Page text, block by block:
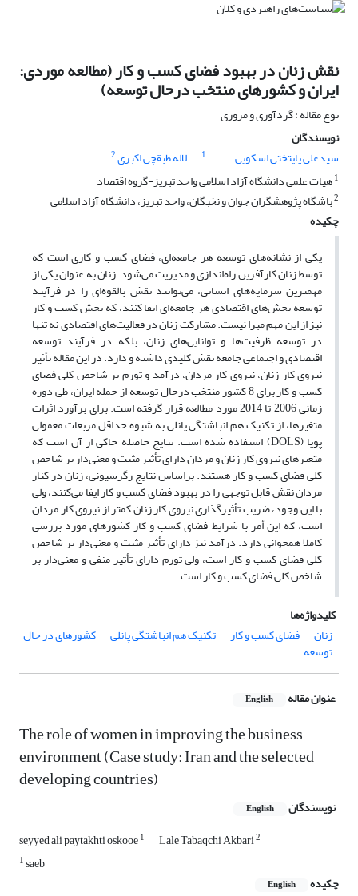
نقش زنان در بهبود فضای کسب و کار (مطالعه موردی:
ایران و کشورهای منتخب درحال توسعه)
نوع مقاله : گردآوری و مروری
نویسندگان
سیدعلی پایتختی اسکویی
1 لاله طبقچی اکبری2
1هیات علمی دانشگاه آزاد اسلامی واحد تبریز-گروه اقتصاد
2باشگاه پژوهشگران جوان و نخبگان، واحد تبریز، دانشگاه آزاد اسلامی
چکیده
یکی از نشانه‌های توسعه هر جامعه‌ای، فضای کسب و کاری است که
توسط زنان کارآفرین راه‌اندازی و مدیریت می‌شود. زنان به عنوان یکی از
مهمترین سرمایه‌های انسانی، می‌توانند نقش بالقوه‌ای را در فرآیند
توسعه بخش‌های اقتصادی هر جامعه‌ای ایفا کنند، که بخش کسب و کار
نیز از این مهم مبرا نیست. مشارکت زنان در فعالیت‌های اقتصادی نه تنها
در توسعه ظرفیت‌ها و توانایی‌های زنان، بلکه در فرآیند توسعه
اقتصادی و اجتماعی جامعه نقش کلیدی داشته و دارد. در این مقاله تأثیر
نیروی کار زنان، نیروی کار مردان، درآمد و تورم بر شاخص کلی فضای
کسب و کار برای 8 کشور منتخب درحال توسعه از جمله ایران، طی دوره
زمانی 2006 تا 2014 مورد مطالعه قرار گرفته است. برای برآورد اثرات
متغیرها، از تکنیک هم انباشتگی پانلی به شیوه حداقل مربعات معمولی
پویا (DOLS) استفاده شده است. نتایج حاصله حاکی از آن است که
متغیرهای نیروی کار زنان و مردان دارای تأثیر مثبت و معنی‌دار بر شاخص
کلی فضای کسب و کار هستند. براساس نتایج رگرسیونی، زنان در کنار
مردان نقش قابل توجهی را در بهبود فضای کسب و کار ایفا می‌کنند، ولی
با این وجود، ضریب تأثیرگذاری نیروی کار زنان کمتر از نیروی کار مردان
است، که این أمر با شرایط فضای کسب و کار کشورهای مورد بررسی
کاملا همخوانی دارد. درآمد نیز دارای تأثیر مثبت و معنی‌دار بر شاخص
کلی فضای کسب و کار است، ولی تورم دارای تأثیر منفی و معنی‌دار بر
شاخص کلی فضای کسب و کار است.
کلیدواژه‌ها
زنان
فضای کسب و کار تکنیک هم انباشتگی پانلی کشورهای در حال
توسعه
عنوان مقاله English
The role of women in improving the business
environment (Case study: Iran and the selected
developing countries)
نویسندگان English
seyyed ali paytakhti oskooe1 Lale Tabaqchi Akbari2
1saeb
چکیده
English